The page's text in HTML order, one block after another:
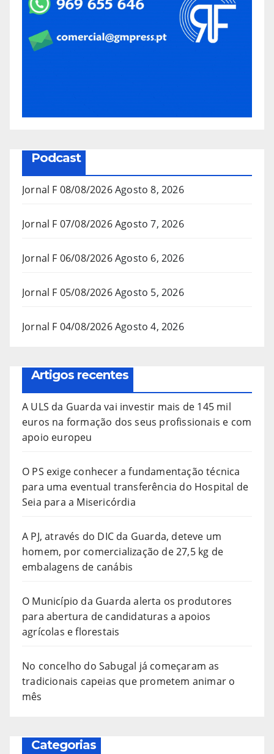
Podcast
Jornal F 08/08/2026Agosto 8, 2026
Jornal F 07/08/2026Agosto 7, 2026
Jornal F 06/08/2026Agosto 6, 2026
Jornal F 05/08/2026Agosto 5, 2026
Jornal F 04/08/2026Agosto 4, 2026
Artigos recentes
A ULS da Guarda vai investir mais de 145 mil
euros na formação dos seus profissionais e com
apoio europeu
O PS exige conhecer a fundamentação técnica
para uma eventual transferência do Hospital de
Seia para a Misericórdia
A PJ, através do DIC da Guarda, deteve um
homem, por comercialização de 27,5 kg de
embalagens de canábis
O Município da Guarda alerta os produtores
para abertura de candidaturas a apoios
agrícolas e florestais
No concelho do Sabugal já começaram as
tradicionais capeias que prometem animar o
mês
Categorias